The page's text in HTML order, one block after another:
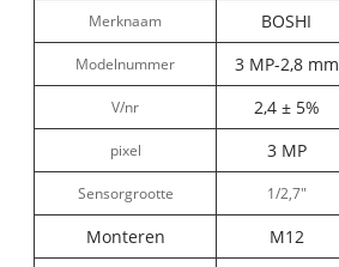
Merknaam BOSHI
Modelnummer 3 MP-2,8 mm
V/nr 2,4 ± 5%
pixel 3 MP
Sensorgrootte 1/2,7"
Monteren
M12